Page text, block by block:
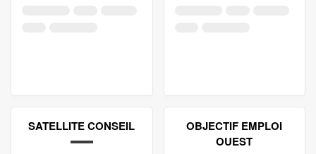
SATELLITE CONSEIL
OBJECTIF EMPLOI
OUEST